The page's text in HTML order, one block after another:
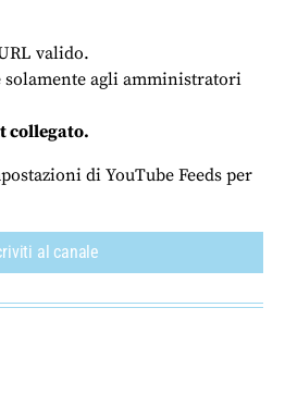
valido.
solamente agli amministratori
collegato.
di YouTube Feeds per
al canale